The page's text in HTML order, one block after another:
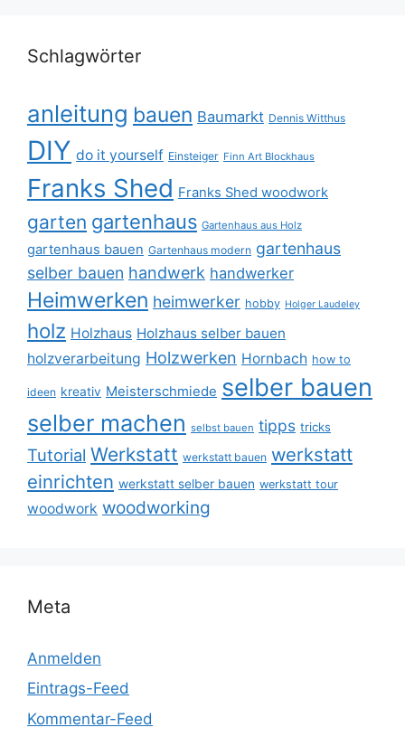
Schlagwörter
anleitung bauen Baumarkt Dennis Witthus
DIY do it yourself Einsteiger Finn Art Blockhaus
Franks Shed Franks Shed woodwork
garten gartenhaus Gartenhaus aus Holz
gartenhaus bauen Gartenhaus modern gartenhaus
selber bauen handwerk handwerker
Heimwerken heimwerker hobby Holger Laudeley
holz Holzhaus Holzhaus selber bauen
holzverarbeitung Holzwerken Hornbach how to
ideen kreativ Meisterschmiede selber bauen
selber machen selbst bauen tipps tricks
Tutorial Werkstatt werkstatt bauen werkstatt
einrichten werkstatt selber bauen werkstatt tour
woodwork woodworking
Meta
Anmelden
Eintrags-Feed
Kommentar-Feed